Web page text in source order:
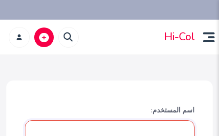
Hi-Col
اسم المستخدم: